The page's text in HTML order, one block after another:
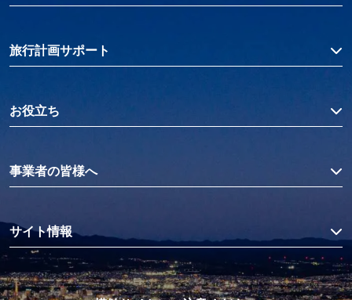
旅行計画サポート
お役立ち
事業者の皆様へ
サイト情報